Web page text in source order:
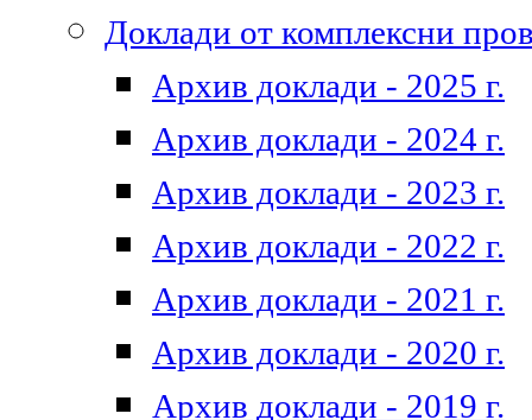
Доклади от комплексни
Архив доклади - 2025 г.
Архив доклади - 2024 г.
Архив доклади - 2023 г.
Архив доклади - 2022 г.
Архив доклади - 2021 г.
Архив доклади - 2020 г.
Архив доклади - 2019 г.